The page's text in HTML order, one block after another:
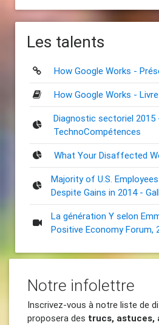
Les talents
How Google Works -
How Google Works - Livre
Diagnostic sectoriel 2015
TechnoCompétences
What Your Disaffected
Majority of U.S.
Despite Gains in 2014 -
La génération Y selon
Positive Economy Forum,
Notre infolettre
Inscrivez-vous à notre liste de
proposera des trucs, astuces,